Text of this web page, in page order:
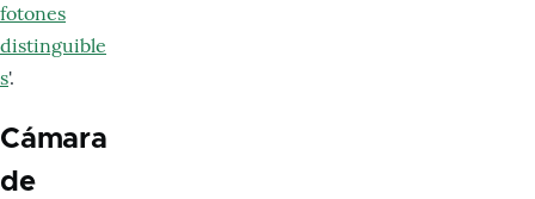
fotones
distinguible
s'.
Cámara
de